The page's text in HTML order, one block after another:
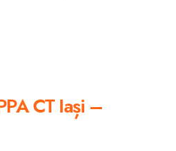
CT Iași –